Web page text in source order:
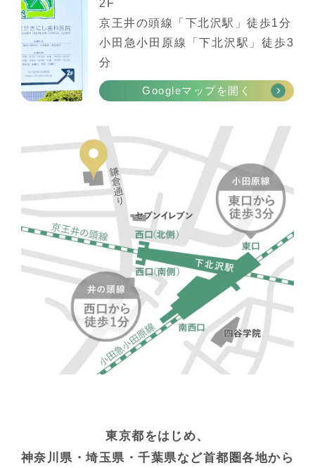
2F
京王井の頭線「下北沢駅」徒歩1分
小田急小田原線「下北沢駅」徒歩3
分
Googleマップを開く
東京都をはじめ、
神奈川県・埼玉県・千葉県など首都圏各地から